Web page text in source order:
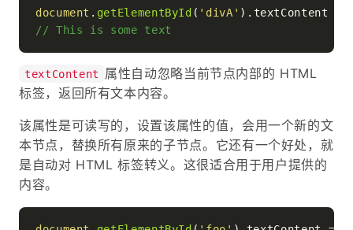
document . getElementById ( 'divA' ). textContent
// This is some text
textContent
属性自动忽略当前节点内部的 HTML
标签，返回所有文本内容。
该属性是可读写的，设置该属性的值，会用一个新的文
本节点，替换所有原来的子节点。它还有一个好处，就
是自动对 HTML 标签转义。这很适合用于用户提供的
内容。